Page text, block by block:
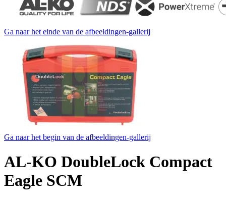
Ga naar het einde van de afbeeldingen-gallerij
Ga naar het begin van de afbeeldingen-gallerij
AL-KO DoubleLock Compact
Eagle SCM